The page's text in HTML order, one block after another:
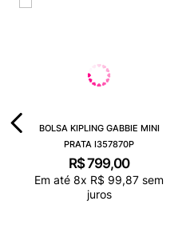
BOLSA KIPLING GABBIE MINI
PRATA I357870P
R$799,00
Em até 8x R$ 99,87 sem
juros